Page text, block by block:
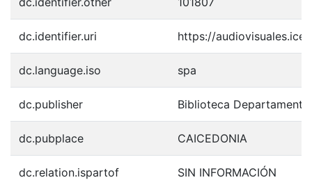
dc.identifier.uri https://
dc.language.iso spa
dc.publisher Biblioteca
dc.pubplace CAICEDONIA
dc.relation.ispartof SIN INFORMACIÓN